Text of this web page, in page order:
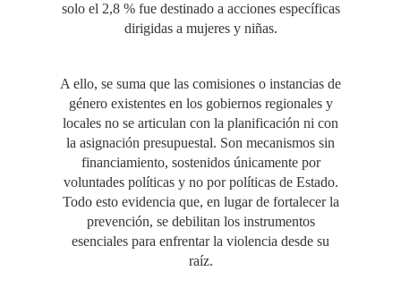
solo el 2,8 % fue destinado a acciones específicas
dirigidas a mujeres y niñas.
A ello, se suma que las comisiones o instancias de
género existentes en los gobiernos regionales y
locales no se articulan con la planificación ni con
la asignación presupuestal. Son mecanismos sin
financiamiento, sostenidos únicamente por
voluntades políticas y no por políticas de Estado.
Todo esto evidencia que, en lugar de fortalecer la
prevención, se debilitan los instrumentos
esenciales para enfrentar la violencia desde su
raíz.